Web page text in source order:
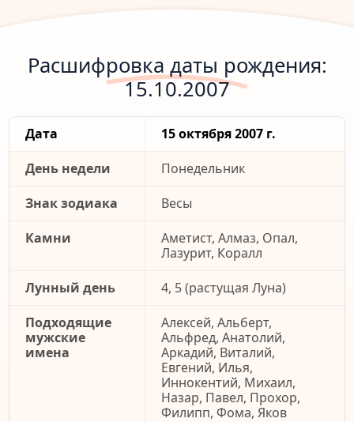
Расшифровка даты рождения:
15.10.2007
Дата
15 октября 2007 г.
День недели
Понедельник
Знак зодиака
Весы
Камни
Аметист, Алмаз, Опал,
Лазурит, Коралл
Лунный день
4, 5 (растущая Луна)
Подходящие
мужские
имена
Алексей, Альберт,
Альфред, Анатолий,
Аркадий, Виталий,
Евгений, Илья,
Иннокентий, Михаил,
Назар, Павел, Прохор,
Филипп, Фома, Яков